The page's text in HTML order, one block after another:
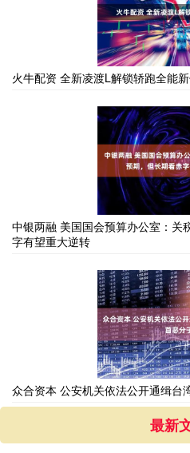
火牛配资 全新凌渡L解锁轿跑全能
中银两融 美国国会预算办公室：关
字有望重大逆转
众合资本 公安机关依法公开通缉台
最新